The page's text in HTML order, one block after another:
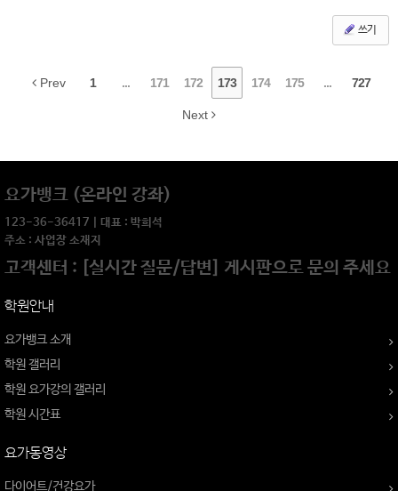
쓰기
Prev 1 ... 171 172 173 174 175 ... 727
Next
요가뱅크 (온라인 강좌)
123-36-36417 | 대표 : 박희석
주소 : 사업장 소재지
고객센터 : [실시간 질문/답변] 게시판으로 문의 주세요
학원안내
요가뱅크 소개
학원 갤러리
학원 요가강의 갤러리
학원 시간표
요가동영상
다이어트/건강요가